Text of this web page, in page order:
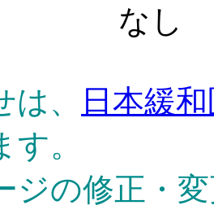
し
は、
日本緩
。
ジの修正・